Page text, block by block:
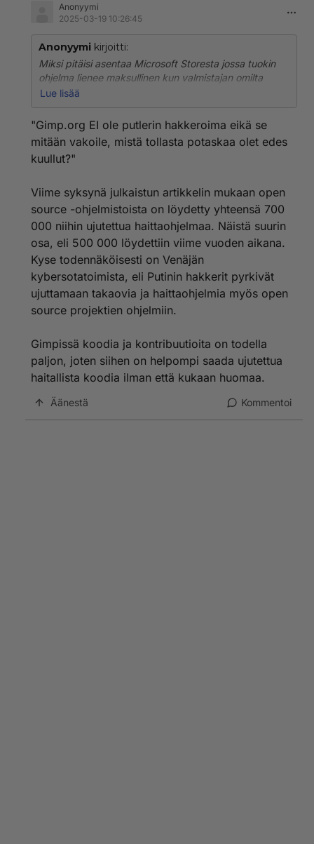
Anonyymi
2025-03-19 10:26:45
Anonyymi kirjoitti:
Miksi pitäisi asentaa Microsoft Storesta jossa tuokin
ohjelma lienee maksullinen kun valmistajan omilta
sivuilta ladattuna se on ILMAINEN?? Gimp.org EI ole
tollasta potaskaa olet edes kuullut?
Lue lisää
"Gimp.org EI ole putlerin hakkeroima eikä se
mitään vakoile, mistä tollasta potaskaa olet edes
kuullut?"
Viime syksynä julkaistun artikkelin mukaan open
source -ohjelmistoista on löydetty yhteensä 700
000 niihin ujutettua haittaohjelmaa. Näistä suurin
osa, eli 500 000 löydettiin viime vuoden aikana.
Kyse todennäköisesti on Venäjän
kybersotatoimista, eli Putinin hakkerit pyrkivät
ujuttamaan takaovia ja haittaohjelmia myös open
source projektien ohjelmiin.
Gimpissä koodia ja kontribuutioita on todella
paljon, joten siihen on helpompi saada ujutettua
haitallista koodia ilman että kukaan huomaa.
Äänestä Kommentoi